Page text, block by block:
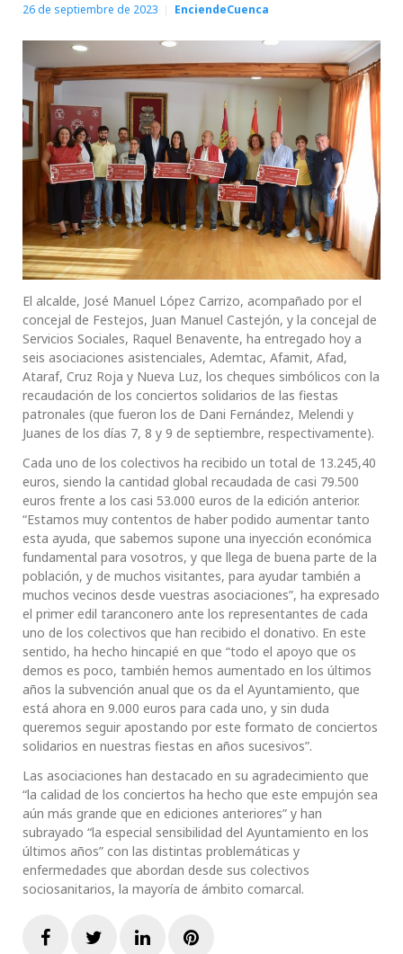
26 de septiembre de 2023 EnciendeCuenca
El alcalde, José Manuel López Carrizo, acompañado por el
concejal de Festejos, Juan Manuel Castejón, y la concejal de
Servicios Sociales, Raquel Benavente, ha entregado hoy a
seis asociaciones asistenciales, Ademtac, Afamit, Afad,
Ataraf, Cruz Roja y Nueva Luz, los cheques simbólicos con la
recaudación de los conciertos solidarios de las fiestas
patronales (que fueron los de Dani Fernández, Melendi y
Juanes de los días 7, 8 y 9 de septiembre, respectivamente).
Cada uno de los colectivos ha recibido un total de 13.245,40
euros, siendo la cantidad global recaudada de casi 79.500
euros frente a los casi 53.000 euros de la edición anterior.
“Estamos muy contentos de haber podido aumentar tanto
esta ayuda, que sabemos supone una inyección económica
fundamental para vosotros, y que llega de buena parte de la
población, y de muchos visitantes, para ayudar también a
muchos vecinos desde vuestras asociaciones”, ha expresado
el primer edil taranconero ante los representantes de cada
uno de los colectivos que han recibido el donativo. En este
sentido, ha hecho hincapié en que “todo el apoyo que os
demos es poco, también hemos aumentado en los últimos
años la subvención anual que os da el Ayuntamiento, que
está ahora en 9.000 euros para cada uno, y sin duda
queremos seguir apostando por este formato de conciertos
solidarios en nuestras fiestas en años sucesivos”.
Las asociaciones han destacado en su agradecimiento que
“la calidad de los conciertos ha hecho que este empujón sea
aún más grande que en ediciones anteriores” y han
subrayado “la especial sensibilidad del Ayuntamiento en los
últimos años” con las distintas problemáticas y
enfermedades que abordan desde sus colectivos
sociosanitarios, la mayoría de ámbito comarcal.
FacebookTwitterLinkedInPinterest